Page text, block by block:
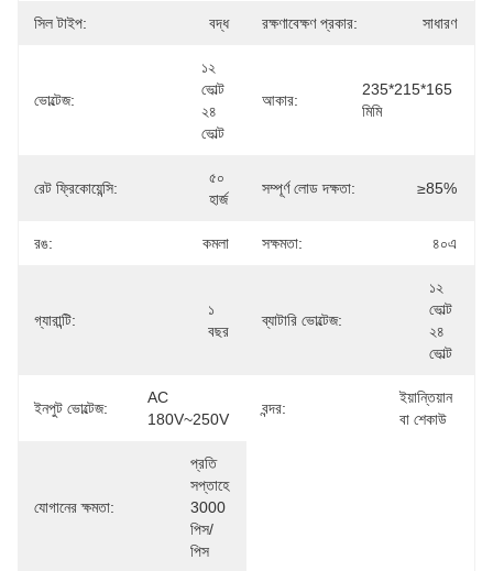
সিল টাইপ: বদ্ধ রক্ষণাবেক্ষণ প্রকার: সাধারণ
ভোল্টেজ:
১২
ভোল্ট
২৪
ভোল্ট
আকার:
235*215*165
মিমি
রেট ফ্রিকোয়েন্সি:
৫০
হার্জ
সম্পূর্ণ লোড দক্ষতা: ≥85%
রঙ: কমলা সক্ষমতা: ৪০এ
গ্যারান্টি:
১
বছর
ব্যাটারি ভোল্টেজ:
১২
ভোল্ট
২৪
ভোল্ট
ইনপুট ভোল্টেজ:
AC
180V~250V
বন্দর:
ইয়ান্তিয়ান
বা শেকাউ
যোগানের ক্ষমতা:
প্রতি
সপ্তাহে
3000
পিস/
পিস